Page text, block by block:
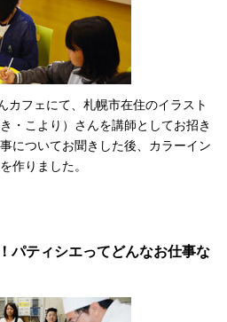
カフェにて、札幌市在住のイラスト
・こより）さんを講師としてお招き
についてお聞きした後、カラーイン
作りました。
パティシエってどんなお仕事な